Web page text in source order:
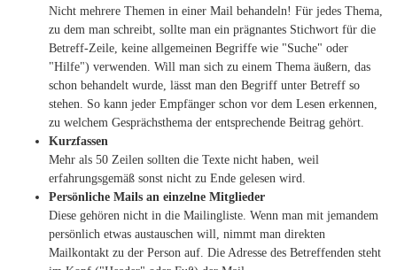
Nicht mehrere Themen in einer Mail behandeln! Für jedes Thema,
zu dem man schreibt, sollte man ein prägnantes Stichwort für die
Betreff-Zeile, keine allgemeinen Begriffe wie "Suche" oder
"Hilfe") verwenden. Will man sich zu einem Thema äußern, das
schon behandelt wurde, lässt man den Begriff unter Betreff so
stehen. So kann jeder Empfänger schon vor dem Lesen erkennen,
zu welchem Gesprächsthema der entsprechende Beitrag gehört.
Kurzfassen
Mehr als 50 Zeilen sollten die Texte nicht haben, weil
erfahrungsgemäß sonst nicht zu Ende gelesen wird.
Persönliche Mails an einzelne Mitglieder
Diese gehören nicht in die Mailingliste. Wenn man mit jemandem
persönlich etwas austauschen will, nimmt man direkten
Mailkontakt zu der Person auf. Die Adresse des Betreffenden steht